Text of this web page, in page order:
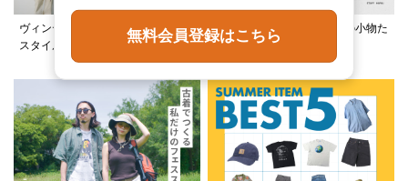
無料会員登録はこちら
ヴィンテージ×ブランド古着で作る
スタイルをご紹介！
スタッフが選ぶ、夏に必須の小物た
ちをご紹介！